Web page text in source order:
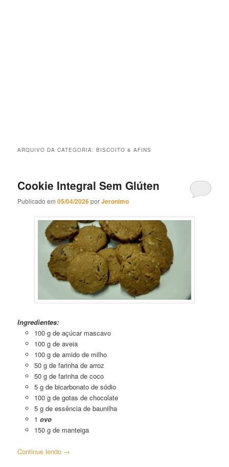
ARQUIVO DA CATEGORIA:BISCOITO & AFINS
Cookie Integral Sem Glúten
Publicado em05/04/2026porJeronimo
Ingredientes:
100 g de açúcar mascavo
100 g de aveia
100 g de amido de milho
50 g de farinha de arroz
50 g de farinha de coco
5 g de bicarbonato de sódio
100 g de gotas de chocolate
5 g de essência de baunilha
1 ovo
150 g de manteiga
Continue lendo →